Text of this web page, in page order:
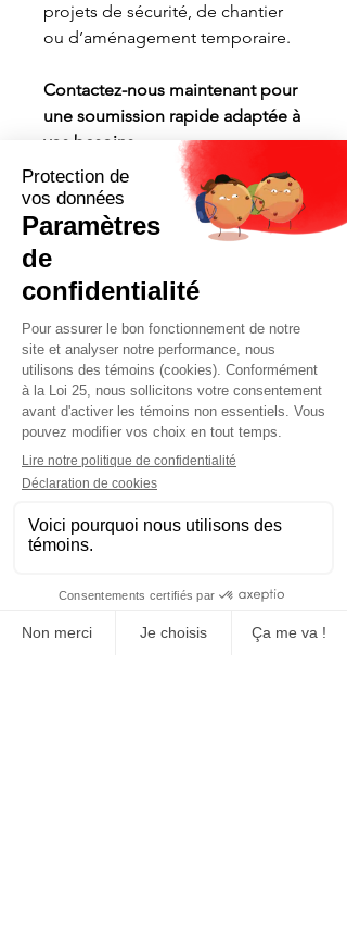
projets de sécurité, de chantier
ou d’aménagement temporaire.
Contactez-nous maintenant pour
une soumission rapide adaptée à
vos besoins.
Demander soumission maintenant
Bloc de béton
Clôture de chantier
Équipement de signalisation
Fabrication et vente de bollard